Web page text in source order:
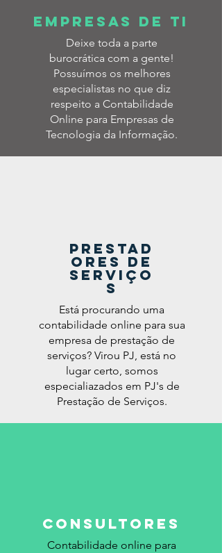
Empresas de TI
Deixe toda a parte
burocrática com a gente!
Possuímos os melhores
especialistas no que diz
respeito a Contabilidade
Online para Empresas de
Tecnologia da Informação.
Prestad
ores de
Serviço
s
Está procurando uma
contabilidade online para sua
empresa de prestação de
serviços? Virou PJ, está no
lugar certo, somos
especialiazados em PJ's de
Prestação de Serviços.
Consultores
Contabilidade online para